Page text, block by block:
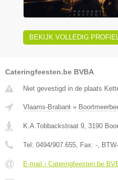
BEKIJK VOLLEDIG
Cateringfeesten.be BVBA
Niet gevestigd in de plaats
Vlaams-Brabant »
K.A.Tobbackstraat 9, 3190
Tel: 0494/907.655, Fax: -,
E-mail › Cateringfeesten.be